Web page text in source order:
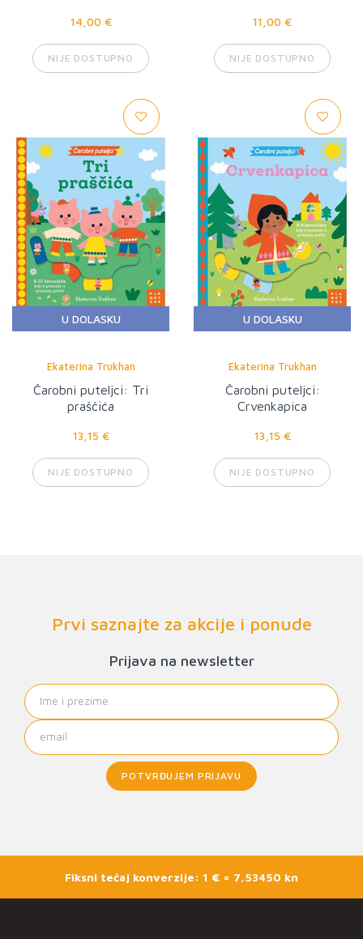
14,00 €
NIJE DOSTUPNO
11,00 €
NIJE DOSTUPNO
U DOLASKU
Ekaterina Trukhan
Čarobni puteljci: Tri
praščića
13,15 €
NIJE DOSTUPNO
U DOLASKU
Ekaterina Trukhan
Čarobni puteljci:
Crvenkapica
13,15 €
NIJE DOSTUPNO
Prvi saznajte za akcije i ponude
Prijava na newsletter
POTVRĐUJEM PRIJAVU
Fiksni tečaj konverzije: 1 € = 7,53450 kn